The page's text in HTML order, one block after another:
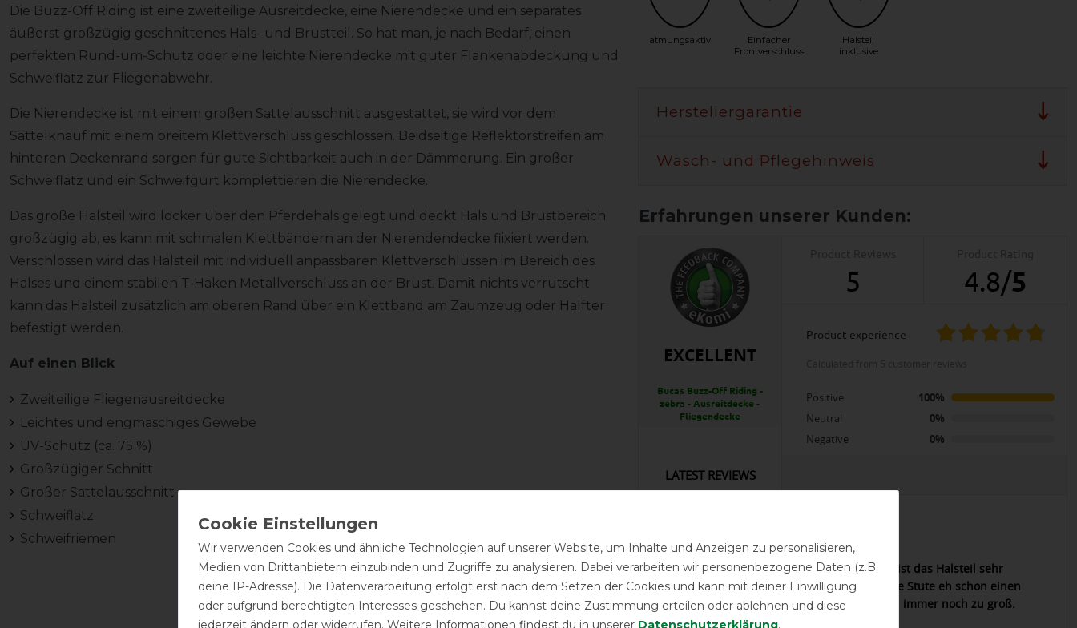
Die Buzz-Off Riding ist eine zweiteilige Ausreitdecke, eine Nierendecke und ein separates
äußerst großzügig geschnittenes Hals- und Brustteil. So hat man, je nach Bedarf, einen
perfekten Rund-um-Schutz oder eine leichte Nierendecke mit guter Flankenabdeckung und
Schweiflatz zur Fliegenabwehr.
Die Nierendecke ist mit einem großen Sattelausschnitt ausgestattet, sie wird vor dem
Sattelknauf mit einem breitem Klettverschluss geschlossen. Beidseitige Reflektorstreifen am
hinteren Deckenrand sorgen für gute Sichtbarkeit auch in der Dämmerung. Ein großer
Schweiflatz und ein Schweifgurt komplettieren die Nierendecke.
Das große Halsteil wird locker über den Pferdehals gelegt und deckt Hals und Brustbereich
großzügig ab, es kann mit schmalen Klettbändern an der Nierendendecke fiixiert werden.
Verschlossen wird das Halsteil mit individuell anpassbaren Klettverschlüssen im Bereich des
Halses und einem stabilen T-Haken Metallverschluss an der Brust. Damit nichts verrutscht
kann das Halsteil zusätzlich am oberen Rand über ein Klettband am Zaumzeug oder Halfter
befestigt werden.
Auf einen Blick
Zweiteilige Fliegenausreitdecke
Leichtes und engmaschiges Gewebe
UV-Schutz (ca. 75 %)
Großzügiger Schnitt
Großer Sattelausschnitt
Schweiflatz
Schweifriemen
atmungsaktiv
Einfacher
Frontverschluss
Halsteil
inklusive
Herstellergarantie
Wasch- und Pflegehinweis
EXCELLENT
Bucas Buzz-Off Riding -
zebra - Ausreitdecke -
Fliegendecke
5 4.8/5
product experience
Positive
100%
Neutral
0%
Negative
0%
LATEST REVIEWS
12.05.2021
Macht einen sehr guten Eindruck. Leider ist das Halsteil sehr
großzügig geschnitten, und, obwohl meine Stute eh schon einen
ungewöhnlich langen Hals hat tatsächlich immer noch zu groß.
Deswegen nur 4 von 5 Sternen.
Wir verwenden Cookies und ähnliche Technologien auf unserer Website, um Inhalte und Anzeigen zu personalisieren,
Medien von Drittanbietern einzubinden und Zugriffe zu analysieren. Dabei verarbeiten wir personenbezogene Daten (z.B.
deine IP-Adresse). Die Datenverarbeitung erfolgt erst nach dem Setzen der Cookies und kann mit deiner Einwilligung
oder aufgrund berechtigten Interesses geschehen. Du kannst deine Zustimmung erteilen oder ablehnen und diese
jederzeit ändern oder widerrufen. Weitere Informationen findest du in unserer Daten­schutz­erklärung.